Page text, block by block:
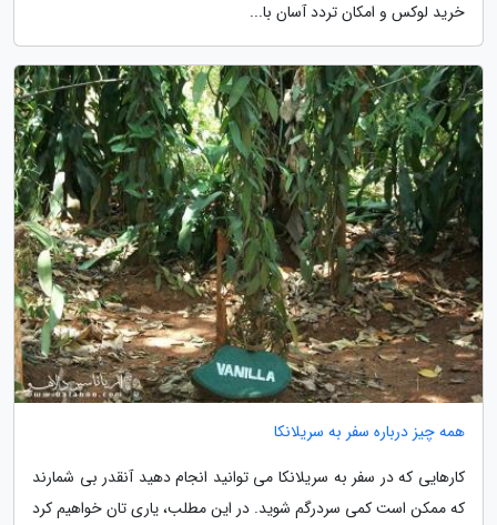
خرید لوکس و امکان تردد آسان با...
همه چیز درباره سفر به سریلانکا
کارهایی که در سفر به سریلانکا می توانید انجام دهید آنقدر بی شمارند
که ممکن است کمی سردرگم شوید. در این مطلب، یاری تان خواهیم کرد